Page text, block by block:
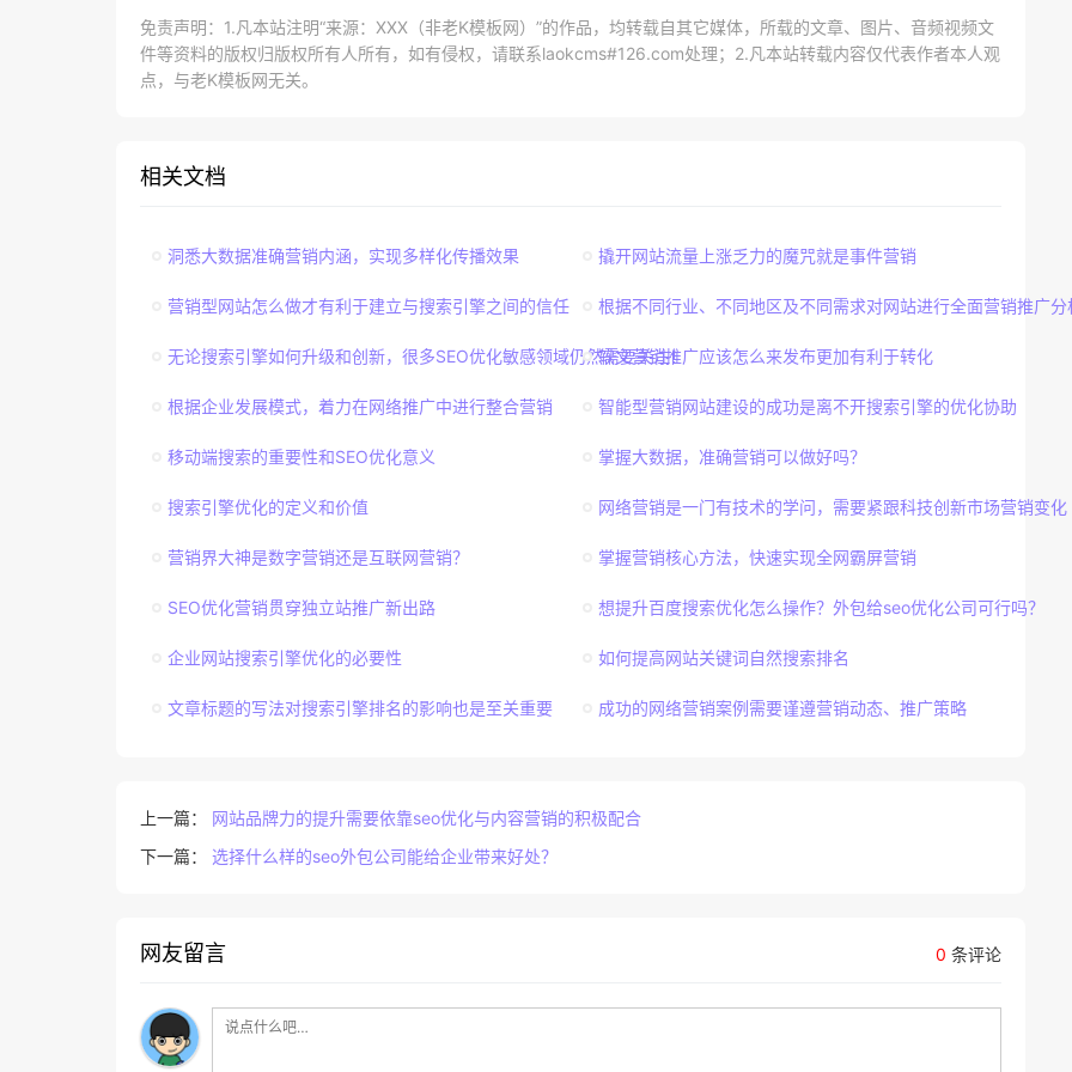
免责声明：1.凡本站注明“来源：XXX（非老K模板网）”的作品，均转载自其它媒体，所载的文章、图片、音频视频文
件等资料的版权归版权所有人所有，如有侵权，请联系laokcms#126.com处理；2.凡本站转载内容仅代表作者本人观
点，与老K模板网无关。
相关文档
洞悉大数据准确营销内涵，实现多样化传播效果 撬开网站流量上涨乏力的魔咒就是事件营销
营销型网站怎么做才有利于建立与搜索引擎之间的信任 根据不同行业、不同地区及不同需求对网站进行全面营销推广分
无论搜索引擎如何升级和创新，很多SEO优化敏感领域仍然需要关注！软文营销推广应该怎么来发布更加有利于转化
根据企业发展模式，着力在网络推广中进行整合营销 智能型营销网站建设的成功是离不开搜索引擎的优化协助
移动端搜索的重要性和SEO优化意义 掌握大数据，准确营销可以做好吗？
搜索引擎优化的定义和价值 网络营销是一门有技术的学问，需要紧跟科技创新市场营销变化
营销界大神是数字营销还是互联网营销？ 掌握营销核心方法，快速实现全网霸屏营销
SEO优化营销贯穿独立站推广新出路 想提升百度搜索优化怎么操作？外包给seo优化公司可行吗？
企业网站搜索引擎优化的必要性 如何提高网站关键词自然搜索排名
文章标题的写法对搜索引擎排名的影响也是至关重要 成功的网络营销案例需要谨遵营销动态、推广策略
上一篇： 网站品牌力的提升需要依靠seo优化与内容营销的积极配合
下一篇： 选择什么样的seo外包公司能给企业带来好处？
0 条评论
网友留言